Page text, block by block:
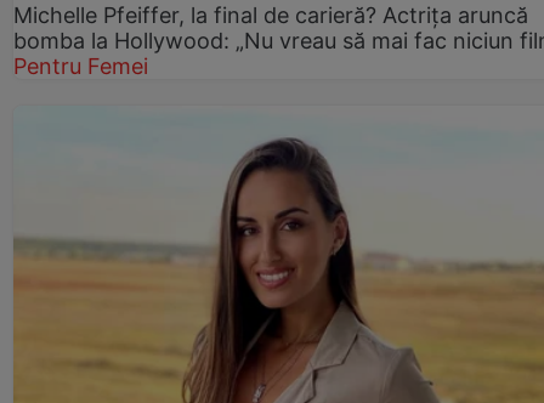
Michelle Pfeiffer, la final de carieră? Actrița aruncă
bomba la Hollywood: „Nu vreau să mai fac niciun
Pentru Femei